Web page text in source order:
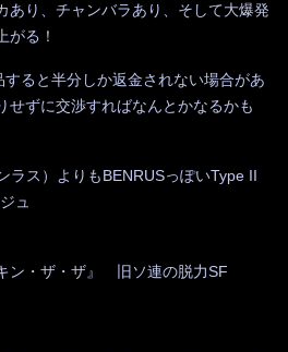
あり、チャンバラあり、そして大爆発
がる！
ると半分しか返金されない場合があ
ずに交渉すればなんとかなるかも
ラス）よりもBENRUSっぽいType II
ュ
ン・ザ・ザ』 旧ソ連の脱力SF